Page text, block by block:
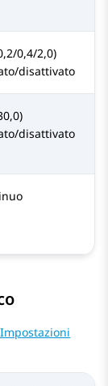
0,4/2,0)
disattivato
disattivato
Impostazioni